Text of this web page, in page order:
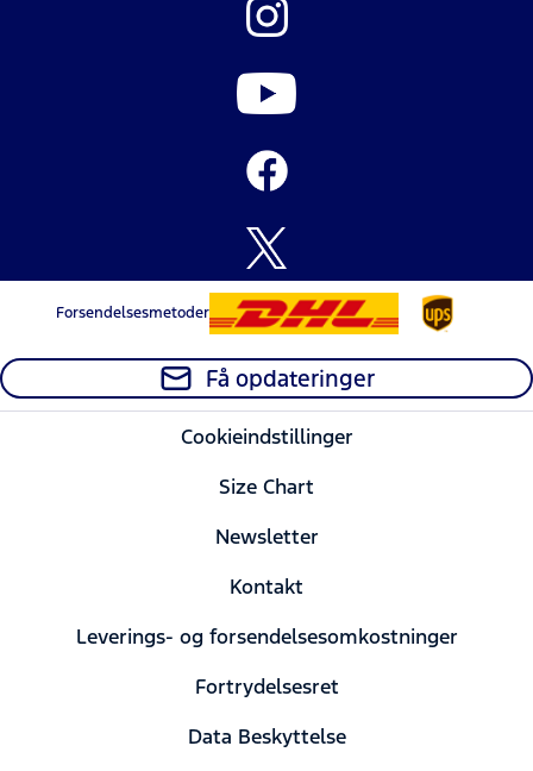
Forsendelsesmetoder
Få opdateringer
Cookieindstillinger
Size Chart
Newsletter
Kontakt
Leverings- og forsendelsesomkostninger
Fortrydelsesret
Data Beskyttelse